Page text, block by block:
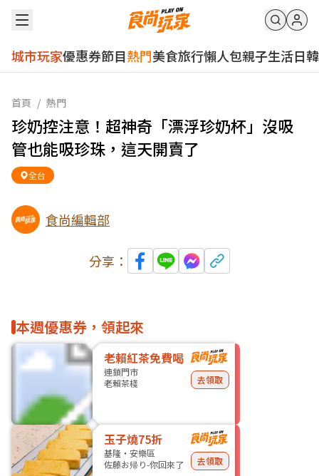
城市玩家優惠券節目熱門美食旅行懶人包親子生活日韓
首頁 / 熱門
珍奶控注意！超神奇「漂浮珍奶杯」沒吸
管也能吸珍珠，這天開賣了
全台
食尚編輯部
分享：
本週優惠券，領起來
老賴紅茶免費喝
連鎖門市
老賴茶棧
去領取
玉子燒75折
基隆・安樂區
佐藤お帰り-你回來了
去領取